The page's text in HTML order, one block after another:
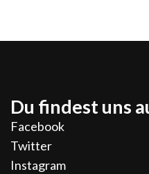
Du findest uns
Facebook
Twitter
Instagram